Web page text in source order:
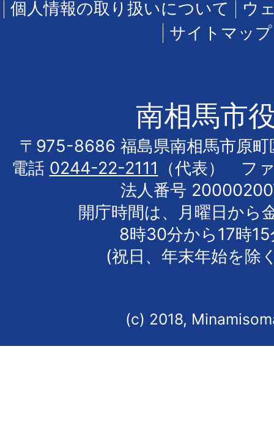
個人情報の取り扱いについて
ウ
サイトマップ
南相馬市
〒975-8686 福島県南相馬市原町
電話 0244-22-2111
（代表） フ
法人番号
開庁時間は、月曜日から
8時30分から17時
(祝日、年末年始を除
(c) 2018,